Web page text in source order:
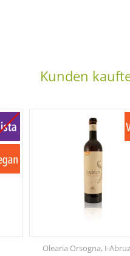
Kunden
Olearia Orsogna, I-